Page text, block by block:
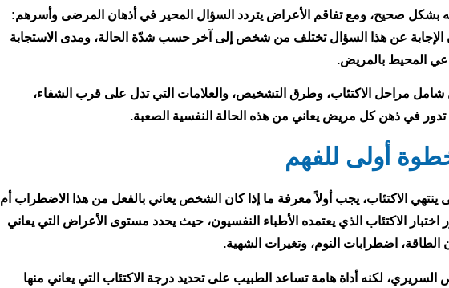
بشكل صحيح، ومع تفاقم الأعراض يتردد السؤال المحير في أذهان المرضى وأسرهم:
الإجابة عن هذا السؤال تختلف من شخص إلى آخر حسب شدّة الحالة، ومدى الاستجابة
المحيط بالمريض.
شامل مراحل الاكتئاب، وطرق التشخيص، والعلامات التي تدل على قرب الشفاء،
تدور في ذهن كل مريض يعاني من هذه الحالة النفسية الصعبة.
خطوة أولى للفهم
الاكتئاب، يجب أولاً معرفة ما إذا كان الشخص يعاني بالفعل من هذا الاضطراب أم
الاكتئاب الذي يعتمده الأطباء النفسيون، حيث يحدد مستوى الأعراض التي يعاني
الطاقة، اضطرابات النوم، وتغيرات الشهية.
السريري، لكنه أداة هامة تساعد الطبيب على تحديد درجة الاكتئاب التي يعاني منها